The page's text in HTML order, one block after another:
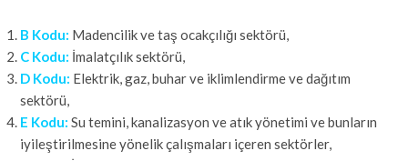
B Kodu: Madencilik ve taş ocakçılığı sektörü,
C Kodu: İmalatçılık sektörü,
D Kodu: Elektrik, gaz, buhar ve iklimlendirme ve dağıtım
sektörü,
E Kodu: Su temini, kanalizasyon ve atık yönetimi ve bunların
iyileştirilmesine yönelik çalışmaları içeren sektörler,